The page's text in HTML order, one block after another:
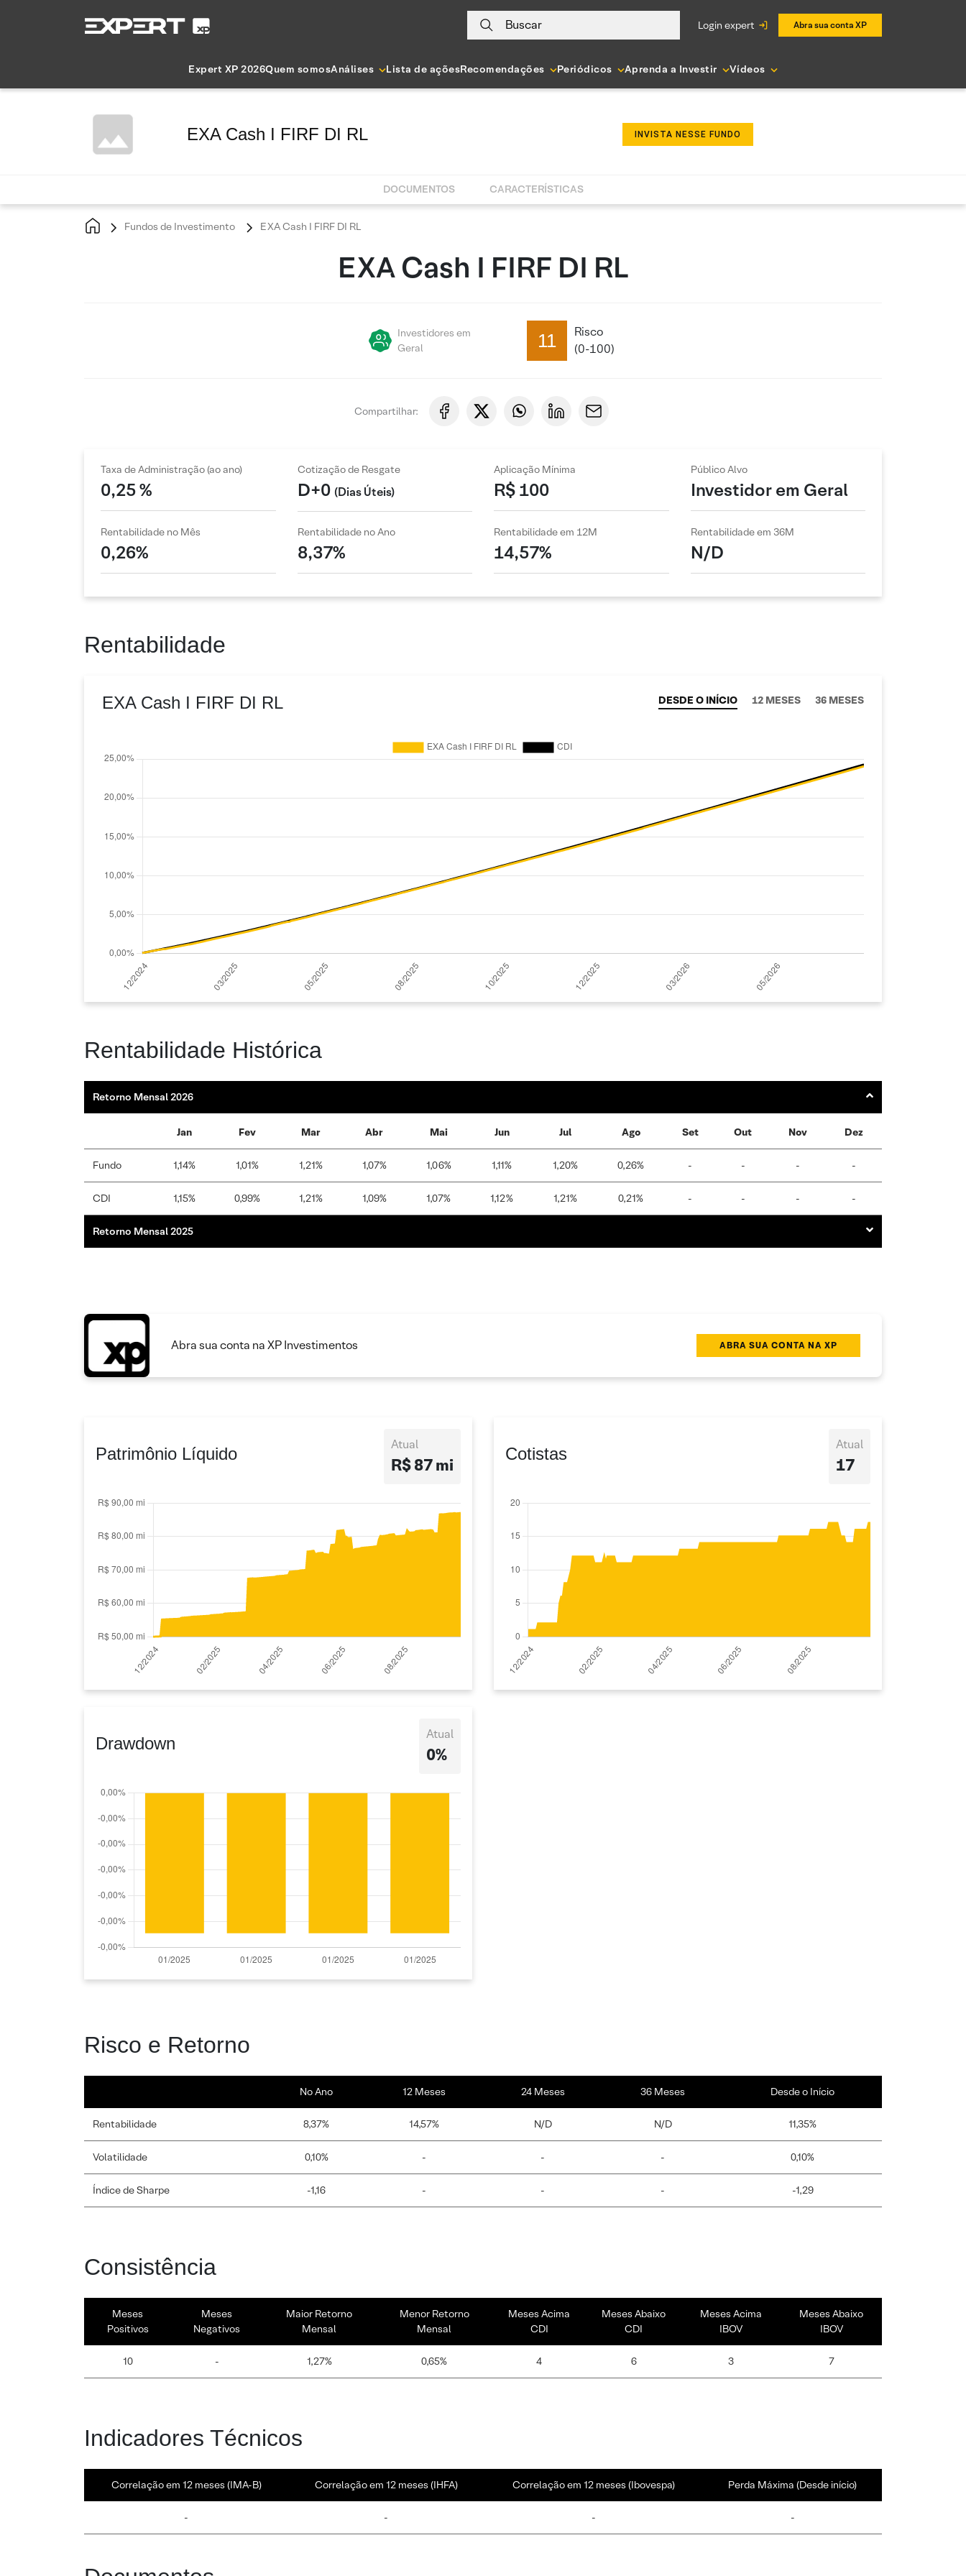
Buscar login expert Abra sua conta XP
Expert XP 2026Quem somosAnálises Lista de açõesRecomendações Periódicos Aprenda a Investir Vídeos
EXA Cash I FIRF DI RL INVISTA NESSE FUNDO
DOCUMENTOS CARACTERÍSTICAS
Fundos de Investimento EXA Cash I FIRF DI RL
EXA Cash I FIRF DI RL
Investidores em
Geral
11
Risco
(0-100)
Compartilhar:
Taxa de Administração (ao ano)
0,25 %
Cotização de Resgate
D+0 (Dias Úteis)
Aplicação Mínima
R$ 100
Público Alvo
Investidor em Geral
Rentabilidade no Mês
0,26%
Rentabilidade no Ano
8,37%
Rentabilidade em 12M
14,57%
Rentabilidade em 36M
N/D
Rentabilidade
EXA Cash I FIRF DI RL DESDE O INÍCIO 12 MESES 36 MESES
Rentabilidade Histórica
Retorno Mensal 2026
Jan Fev Mar Abr Mai Jun Jul Ago Set Out Nov Dez
Fundo 1,14% 1,01% 1,21% 1,07% 1,06% 1,11% 1,20% 0,26% - - - -
CDI 1,15% 0,99% 1,21% 1,09% 1,07% 1,12% 1,21% 0,21% - - - -
Retorno Mensal 2025
Abra sua conta na XP Investimentos ABRA SUA CONTA NA XP
Patrimônio Líquido Atual
R$ 87 mi
Cotistas Atual
17
Drawdown Atual
0%
Risco e Retorno
No Ano 12 Meses 24 Meses 36 Meses Desde o Início
Rentabilidade 8,37% 14,57% N/D N/D 11,35%
Volatilidade 0,10% - - - 0,10%
Índice de Sharpe -1,16 - - - -1,29
Consistência
Meses
Positivos
Meses
Negativos
Maior Retorno
Mensal
Menor Retorno
Mensal
Meses Acima
CDI
Meses Abaixo
CDI
Meses Acima
IBOV
Meses Abaixo
IBOV
10 - 1,27% 0,65% 4 6 3 7
Indicadores Técnicos
Correlação em 12 meses (IMA-B) Correlação em 12 meses (IHFA) Correlação em 12 meses (Ibovespa) Perda Máxima (Desde início)
- - - -